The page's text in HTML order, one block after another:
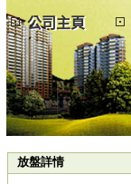
公司主頁
放盤詳情